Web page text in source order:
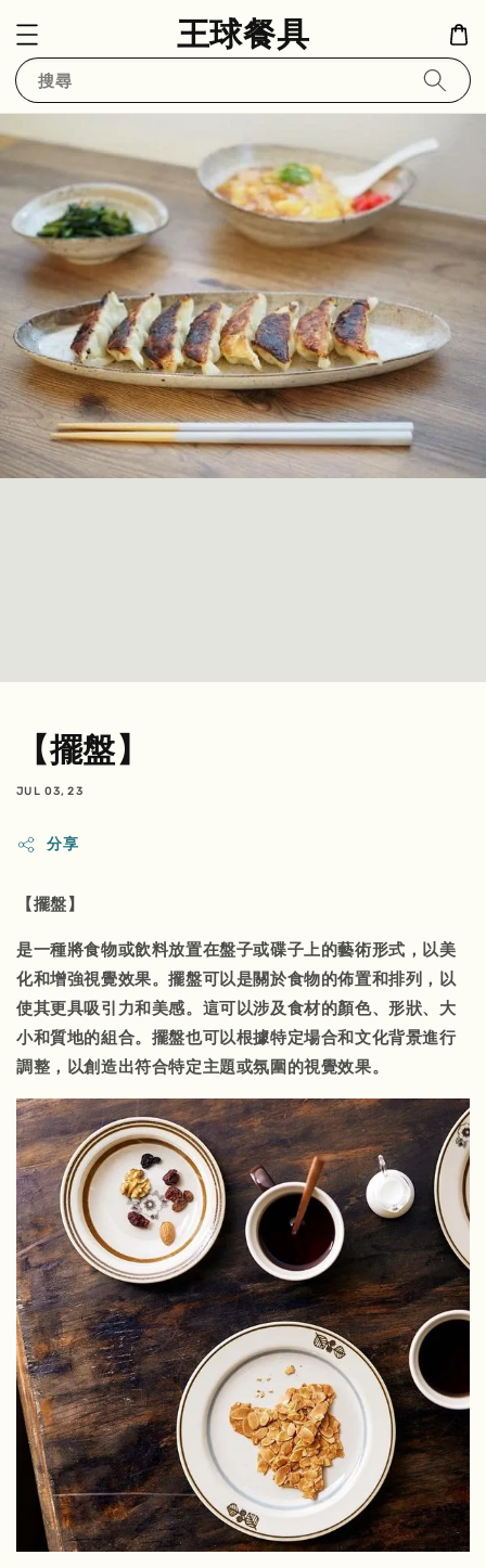
王球餐具
搜尋
【擺盤】
JUL 03, 23
分享
【擺盤】
是一種將食物或飲料放置在盤子或碟子上的藝術形式，以美
化和增強視覺效果。擺盤可以是關於食物的佈置和排列，以
使其更具吸引力和美感。這可以涉及食材的顏色、形狀、大
小和質地的組合。擺盤也可以根據特定場合和文化背景進行
調整，以創造出符合特定主題或氛圍的視覺效果。